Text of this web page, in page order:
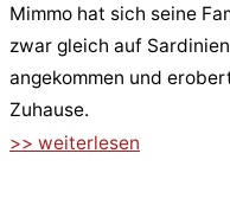
Mimmo hat sich seine
zwar gleich auf
angekommen und
Zuhause.
>> weiterlesen